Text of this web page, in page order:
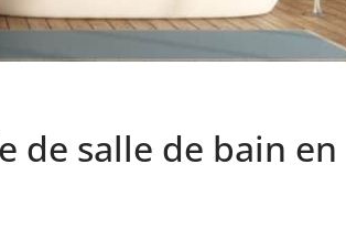
de salle de bain en